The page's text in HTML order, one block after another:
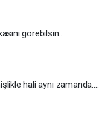
görebilsin…
hali aynı zamanda….